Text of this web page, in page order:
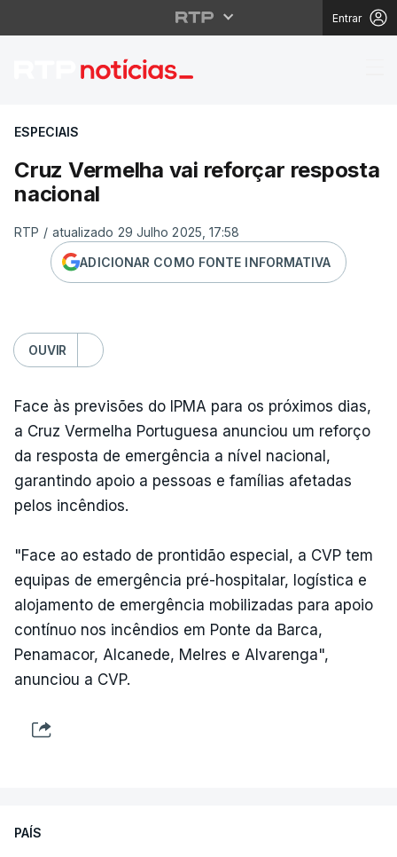
Entrar
Cruz Vermelha vai
ESPECIAIS
Cruz Vermelha vai reforçar resposta
nacional
RTP / atualizado 29 Julho 2025, 17:58
ADICIONAR COMO FONTE INFORMATIVA
OUVIR
Face às previsões do IPMA para os próximos dias,
a Cruz Vermelha Portuguesa anunciou um reforço
da resposta de emergência a nível nacional,
garantindo apoio a pessoas e famílias afetadas
pelos incêndios.
"Face ao estado de prontidão especial, a CVP tem
equipas de emergência pré-hospitalar, logística e
alojamento de emergência mobilizadas para apoio
contínuo nos incêndios em Ponte da Barca,
Penamacor, Alcanede, Melres e Alvarenga",
anunciou a CVP.
PAÍS